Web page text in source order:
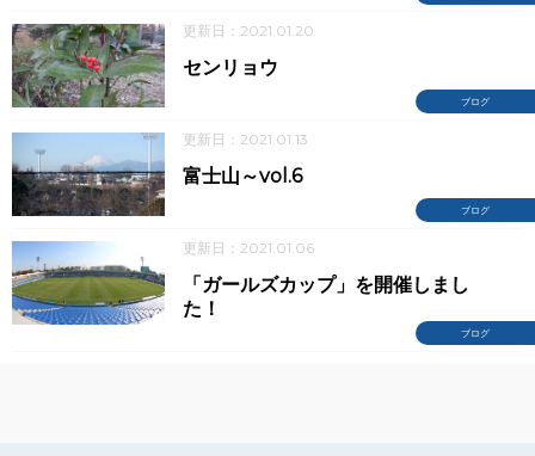
更新日：2021.01.20
ブログ
センリョウ
更新日：2021.01.13
ブログ
富士山～vol.6
更新日：2021.01.06
ブログ
「ガールズカップ」を開催しまし
た！